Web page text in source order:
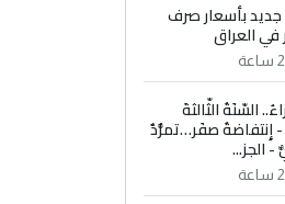
جديد بأسعار صرف
في العراق
السّنَةُ الثّالثةَ
إِنتفاضةُ صفَر…تمرُّدٌ
الجز...